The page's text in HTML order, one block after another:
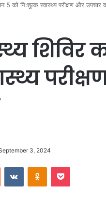
5 को निःशुल्क स्वास्थ्य परीक्षण और उपचार
3, 2024